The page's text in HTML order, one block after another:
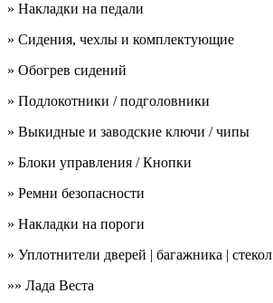
» Накладки на педали
» Сидения, чехлы и комплектующие
» Обогрев сидений
» Подлокотники / подголовники
» Выкидные и заводские ключи / чипы
» Блоки управления / Кнопки
» Ремни безопасности
» Накладки на пороги
» Уплотнители дверей | багажника | стекол
»» Лада Веста